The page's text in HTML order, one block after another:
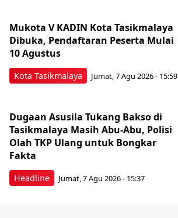
Kota Tasikmalaya
Mukota V KADIN Kota Tasikmalaya
Dibuka, Pendaftaran Peserta Mulai
10 Agustus
Jumat, 7 Agu 2026 - 15:59
Headline
Dugaan Asusila Tukang Bakso di
Tasikmalaya Masih Abu-Abu, Polisi
Olah TKP Ulang untuk Bongkar
Fakta
Jumat, 7 Agu 2026 - 15:37